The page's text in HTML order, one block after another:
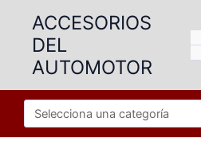
contenido
ACCESORIOS
DEL
AUTOMOTOR